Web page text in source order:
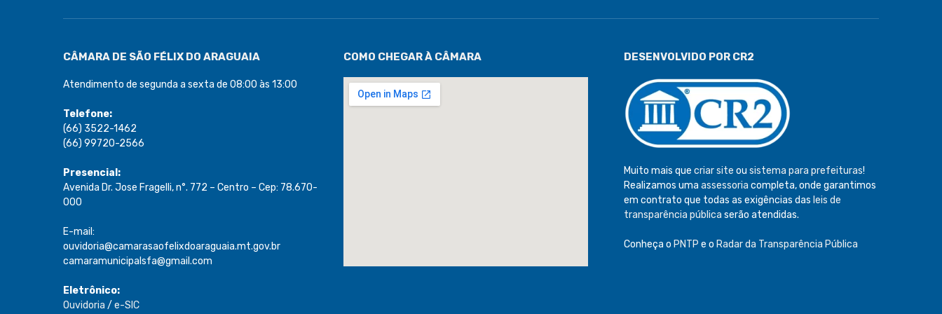
CÂMARA DE SÃO FÉLIX DO ARAGUAIA
Atendimento de segunda a sexta de 08:00 às 13:00
Telefone:
(66) 3522-1462
(66) 99720-2566
Presencial:
Avenida Dr. Jose Fragelli, n°. 772 – Centro – Cep: 78.670-
000
E-mail:
ouvidoria@camarasaofelixdoaraguaia.mt.gov.br
camaramunicipalsfa@gmail.com
Eletrônico:
Ouvidoria / e-SIC
COMO CHEGAR À CÂMARA DESENVOLVIDO POR CR2
Muito mais que criar site ou sistema para prefeituras!
Realizamos uma assessoria completa, onde garantimos
em contrato que todas as exigências das leis de
transparência pública serão atendidas.
Conheça o PNTP e o Radar da Transparência Pública